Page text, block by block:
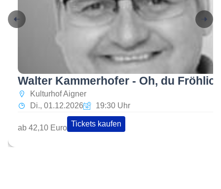
Walter Kammerhofer - Oh, du
Kulturhof Aigner
Di., 01.12.2026
19:30 Uhr
ab 42,10 Euro Tickets kaufen